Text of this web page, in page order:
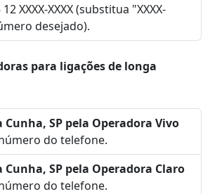
XXXX-XXXX (substitua "XXXX-
desejado).
para ligações de longa
Cunha, SP pela Operadora Vivo
do telefone.
Cunha, SP pela Operadora Claro
do telefone.